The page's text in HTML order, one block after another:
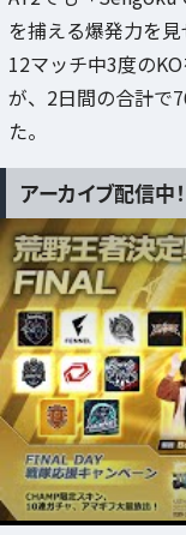
を捕える爆発力を見
12マッチ中3度の
が、2日間の合計で
た。
アーカイブ配信中！